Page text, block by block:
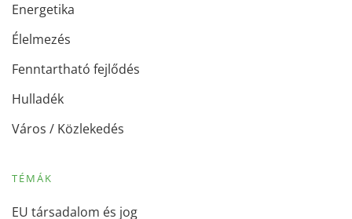
Energetika
Élelmezés
Fenntartható fejlődés
Hulladék
Város / Közlekedés
TÉMÁK
EU társadalom és jog